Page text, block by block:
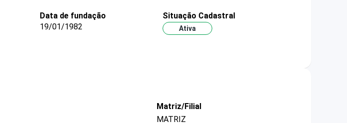
Data de fundação
19/01/1982
Situação Cadastral
Ativa
Matriz/Filial
MATRIZ